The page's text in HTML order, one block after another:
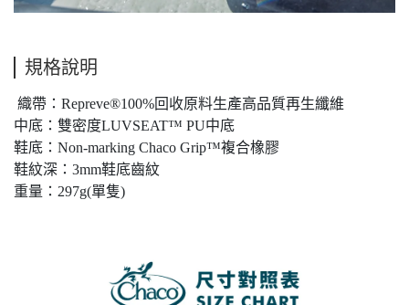
規格說明
織帶：Repreve®100%回收原料生產高品質再生纖維
中底：雙密度LUVSEAT™ PU中底
鞋底：Non-marking Chaco Grip™複合橡膠
鞋紋深：3mm鞋底齒紋
重量：297g(單隻)